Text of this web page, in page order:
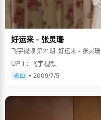
好运来 - 张灵珊
飞宇视频 第21期, 好运来 - 张灵珊
UP主: 飞宇视频
歌曲 • 2009/7/5